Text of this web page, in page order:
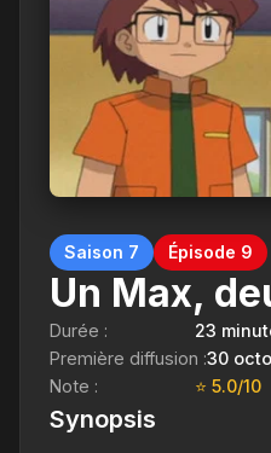
Saison 7 Épisode 9
Un Max,
Durée :
23
Première diffusion :30
Note :
⭐ 5.0/10
Synopsis